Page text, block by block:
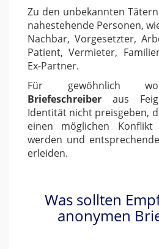
Zu den unbekannten
nahestehende Personen,
Nachbar, Vorgesetzter,
Patient, Vermieter,
Ex-Partner.
Für gewöhnlich
Briefeschreiber aus
Identität nicht preisgeben,
einen möglichen Konflikt
werden und
erleiden.
Was sollten
anonymen